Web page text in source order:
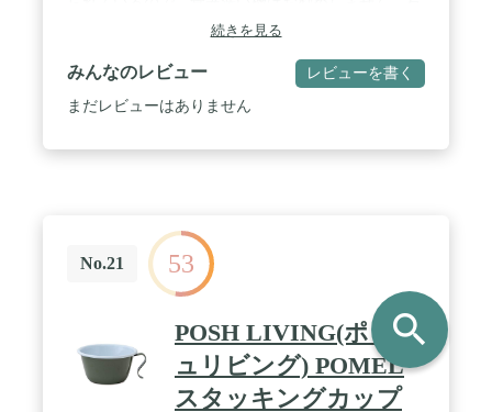
鹸等で手洗いしてください。 / 重量：180g
続きを見る
みんなのレビュー レビューを書く
まだレビューはありません
No.21 53
POSH LIVING(ポッシ
ュリビング) POMEL
スタッキングカップ
search